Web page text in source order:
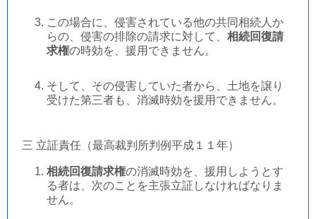
この場合に、侵害されている他の共同相続人か
らの、侵害の排除の請求に対して、 相続回復請
求権の時効を、援用できません。
そして、その侵害していた者から、土地を譲り
受けた第三者も、消滅時効を援用できません。
三 立証責任（最高裁判所判例平成１１年）
相続回復請求権の消滅時効を、援用しようとす
る者は、次のことを主張立証しなければなりま
せん。